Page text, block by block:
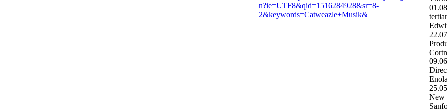
n?ie=UTF8&qid=1516284928&sr=8-
2&keywords=Catweazle+Musik&
New